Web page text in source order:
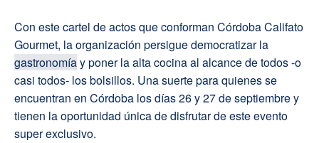
Con este cartel de actos que conforman Córdoba Califato
Gourmet, la organización persigue democratizar la
gastronomíay poner la alta cocina al alcance de todos -o
casi todos- los bolsillos. Una suerte para quienes se
encuentran en Córdoba los días 26 y 27 de septiembre y
tienen la oportunidad única de disfrutar de este evento
super exclusivo.